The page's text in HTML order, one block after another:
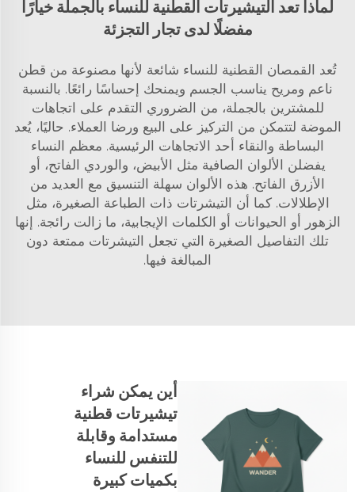
لماذا تعد التيشيرتات القطنية للنساء بالجملة خيارًا
مفضلًا لدى تجار التجزئة
تُعد القمصان القطنية للنساء شائعة لأنها مصنوعة من قطن
ناعم ومريح يناسب الجسم ويمنحك إحساسًا رائعًا. بالنسبة
للمشترين بالجملة، من الضروري التقدم على اتجاهات
الموضة لتتمكن من التركيز على البيع ورضا العملاء. حاليًا، يُعد
البساطة والنقاء أحد الاتجاهات الرئيسية. معظم النساء
يفضلن الألوان الصافية مثل الأبيض، والوردي الفاتح، أو
الأزرق الفاتح. هذه الألوان سهلة التنسيق مع العديد من
الإطلالات. كما أن التيشرتات ذات الطباعة الصغيرة، مثل
الزهور أو الحيوانات أو الكلمات الإيجابية، ما زالت رائجة. إنها
تلك التفاصيل الصغيرة التي تجعل التيشرتات ممتعة دون
المبالغة فيها.
أين يمكن شراء
تيشيرتات قطنية
مستدامة وقابلة
للتنفس للنساء
بكميات كبيرة